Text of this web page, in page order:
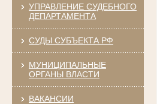
УПРАВЛЕНИЕ СУДЕБНОГО
ДЕПАРТАМЕНТА
СУДЫ СУБЪЕКТА РФ
МУНИЦИПАЛЬНЫЕ
ОРГАНЫ ВЛАСТИ
ВАКАНСИИ